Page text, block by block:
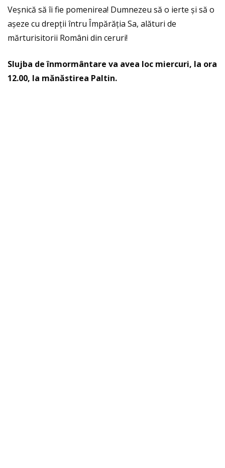
Veșnică să îi fie pomenirea! Dumnezeu să o ierte și să o
așeze cu drepții întru Împărăția Sa, alături de
mărturisitorii Români din ceruri!
Slujba de înmormântare va avea loc miercuri, la ora
12.00, la mănăstirea Paltin.